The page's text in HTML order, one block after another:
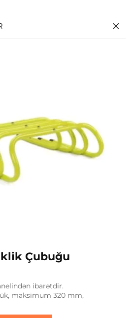
Çubuğu
ibarətdir.
maksimum 320 mm,